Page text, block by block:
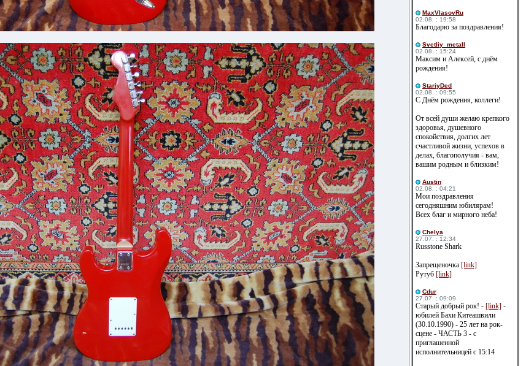
MaxVlasovRu
02.08. : 19:58
Благодарю за поздравления!
Svetliy_metall
02.08. : 15:24
Максим и Алексей, с днём
рождения!
StariyDed
02.08. : 09:55
С Днём рождения, коллеги!
От всей души желаю крепкого
здоровья, душевного
спокойствия, долгих лет
счастливой жизни, успехов в
делах, благополучия - вам,
вашим родным и близким!
Austin
02.08. : 04:21
Мои поздравления
сегодняшним юбилярам!
Всех благ и мирного неба!
Сhelya
27.07. : 12:34
Russtone Shark
Запрещеночка [link]
Рутуб [link]
Cdur
27.07. : 09:09
Старый добрый рок! - [link] -
юбилей Бахи Китеашвили
(30.10.1990) - 25 лет на рок-
сцене - ЧАСТЬ 3 - с
приглашенной
исполнительницей с 15:14